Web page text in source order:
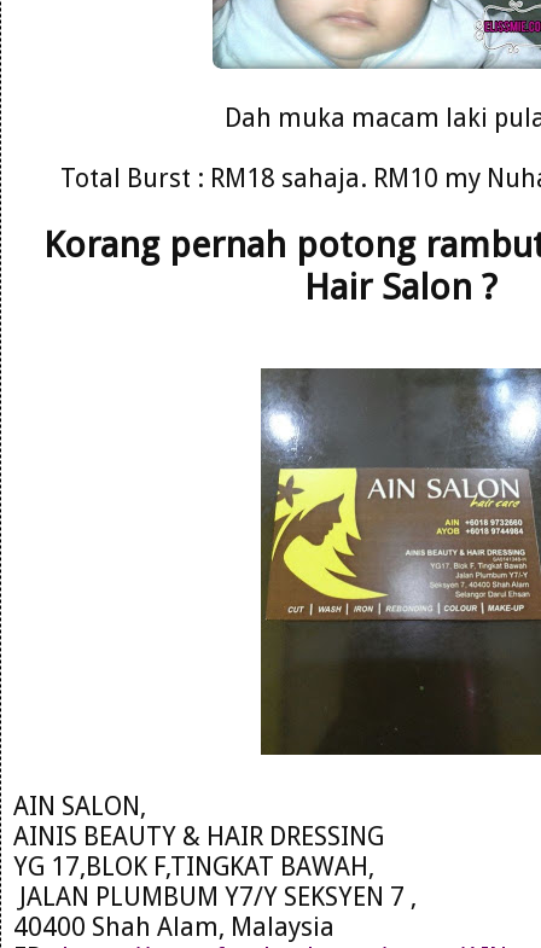
Dah muka macam laki
Total Burst : RM18 sahaja. RM10 my
Korang pernah potong
Hair Salon ?
AIN SALON,
AINIS BEAUTY & HAIR DRESSING
YG 17,BLOK F,TINGKAT BAWAH,
JALAN PLUMBUM Y7/Y SEKSYEN 7 ,
40400 Shah Alam, Malaysia